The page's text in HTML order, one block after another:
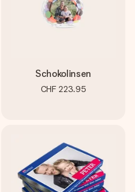
Schokolinsen
CHF 223.95